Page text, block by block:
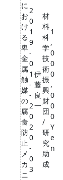
に
お
け
る
卑
金
属
触
媒
の
腐
食
防
止
メ
カ
ニ
2
0
1
9
-
0
1
-
-
2
0
2
0
-
0
3
伊
藤
良
一
材
料
科
学
技
術
振
興
財
団
/
研
究
助
成
1
,
0
0
0
,
0
0
0
Y
e
n